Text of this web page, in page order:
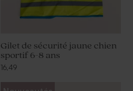
Gilet de sécurité jaune chien
sportif 6-8 ans
16,49